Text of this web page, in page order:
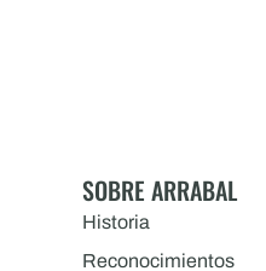
SOBRE ARRABAL
Historia
Reconocimientos